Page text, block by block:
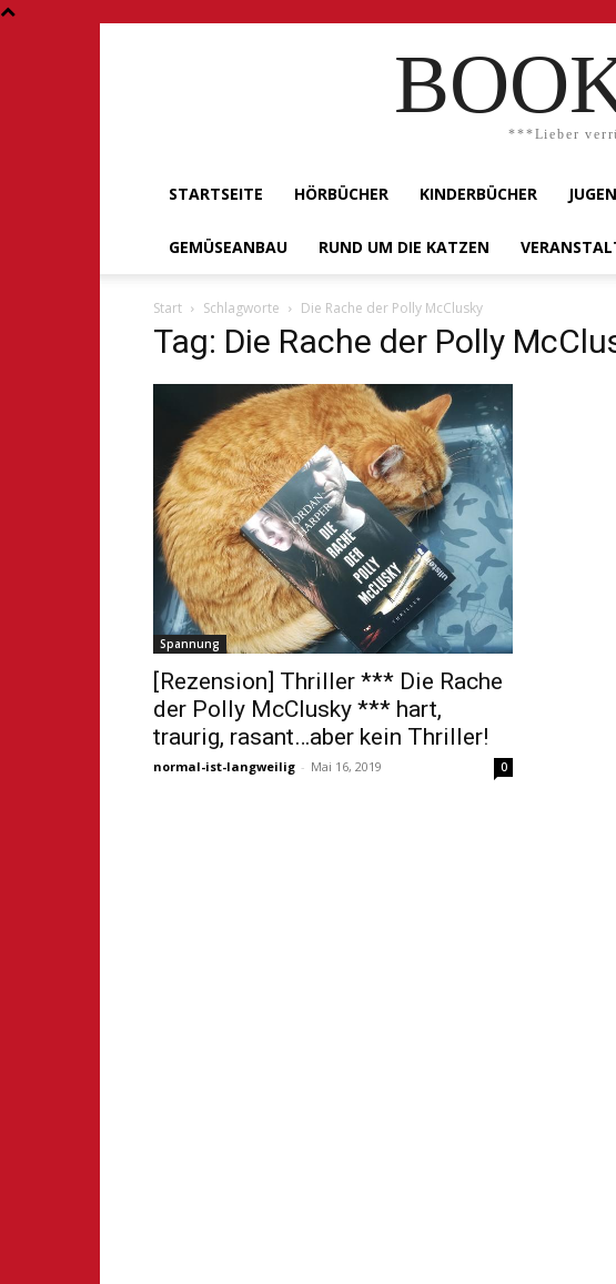
***Lieber
STARTSEITE HÖRBÜCHER KINDERBÜCHER
GEMÜSEANBAU RUND UM DIE KATZEN
Start Schlagworte Die Rache der Polly McClusky
Tag: Die Rache der Polly
Spannung
[Rezension] Thriller *** Die Rache
der Polly McClusky *** hart,
traurig, rasant…aber kein Thriller!
normal-ist-langweilig - Mai 16, 2019 0